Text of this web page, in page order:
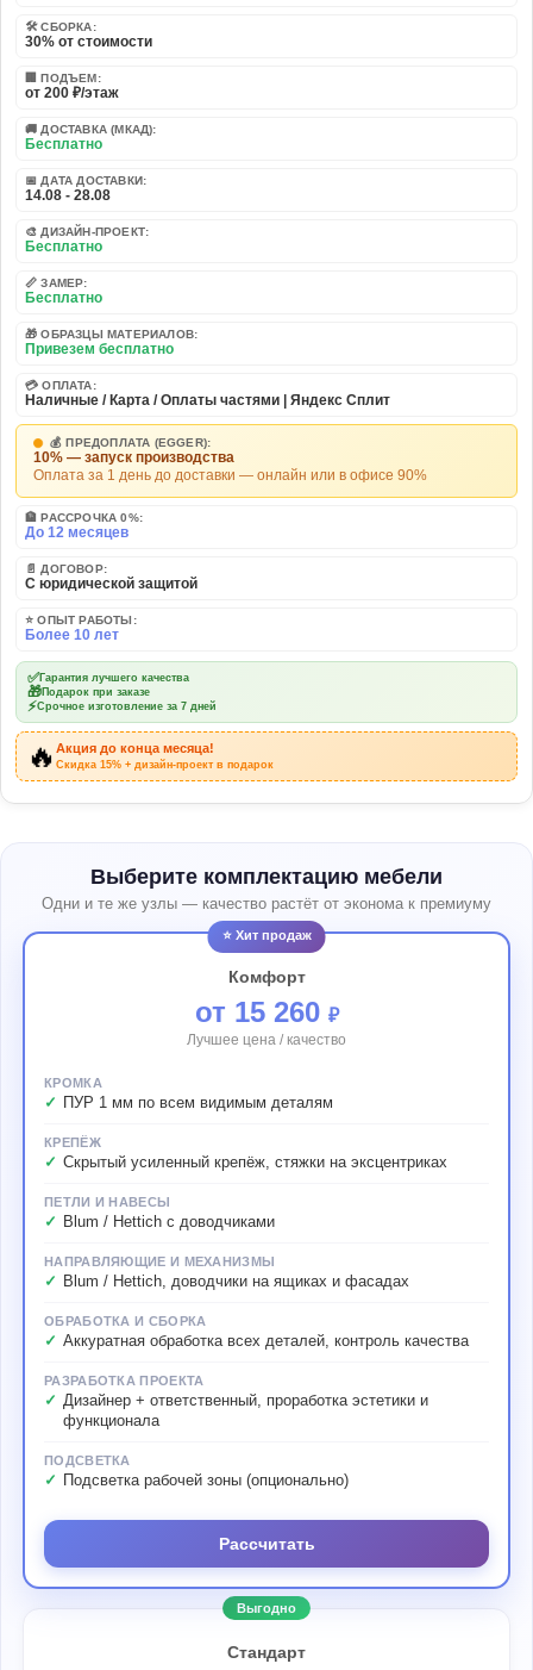
🛠️ СБОРКА:
30% от стоимости
🏢 ПОДЪЕМ:
от 200 ₽/этаж
🚚 ДОСТАВКА (МКАД):
Бесплатно
📅 ДАТА ДОСТАВКИ:
14.08 - 28.08
🎨 ДИЗАЙН-ПРОЕКТ:
Бесплатно
📏 ЗАМЕР:
Бесплатно
🎁 ОБРАЗЦЫ МАТЕРИАЛОВ:
Привезем бесплатно
💳 ОПЛАТА:
Наличные / Карта / Оплаты частями | Яндекс Сплит
💰 ПРЕДОПЛАТА (EGGER):
10% — запуск производства
Оплата за 1 день до доставки — онлайн или в офисе 90%
🏦 РАССРОЧКА 0%:
До 12 месяцев
📄 ДОГОВОР:
С юридической защитой
⭐ ОПЫТ РАБОТЫ:
Более 10 лет
✅Гарантия лучшего качества
🎁 Подарок при заказе
⚡Срочное изготовление за 7 дней
🔥Акция до конца месяца!
Скидка 15% + дизайн-проект в подарок
Выберите комплектацию мебели
Одни и те же узлы — качество растёт от эконома к премиуму
Выгодно
Стандарт
⭐ Хит продаж
Комфорт
от 15 260 ₽
Лучшее цена / качество
КРОМКА
ПУР 1 мм по всем видимым деталям
КРЕПЁЖ
Скрытый усиленный крепёж, стяжки на эксцентриках
ПЕТЛИ И НАВЕСЫ
Blum / Hettich с доводчиками
НАПРАВЛЯЮЩИЕ И МЕХАНИЗМЫ
Blum / Hettich, доводчики на ящиках и фасадах
ОБРАБОТКА И СБОРКА
Аккуратная обработка всех деталей, контроль качества
РАЗРАБОТКА ПРОЕКТА
Дизайнер + ответственный, проработка эстетики и
функционала
ПОДСВЕТКА
Подсветка рабочей зоны (опционально)
Рассчитать